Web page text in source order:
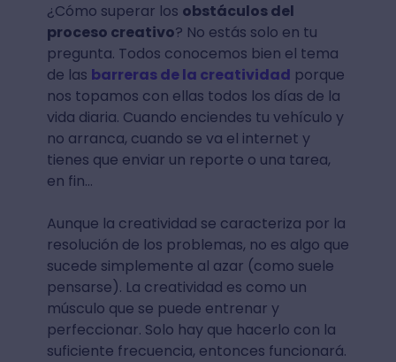
¿Cómo superar los obstáculos del
proceso creativo? No estás solo en tu
pregunta. Todos conocemos bien el tema
de las barreras de la creatividad porque
nos topamos con ellas todos los días de la
vida diaria. Cuando enciendes tu vehículo y
no arranca, cuando se va el internet y
tienes que enviar un reporte o una tarea,
en fin…
Aunque la creatividad se caracteriza por la
resolución de los problemas, no es algo que
sucede simplemente al azar (como suele
pensarse). La creatividad es como un
músculo que se puede entrenar y
perfeccionar. Solo hay que hacerlo con la
suficiente frecuencia, entonces funcionará.